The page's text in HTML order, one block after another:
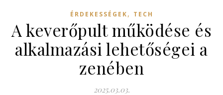
ÉRDEKESSÉGEK, TECH
A keverőpult működése és
alkalmazási lehetőségei a
zenében
2025.03.03.